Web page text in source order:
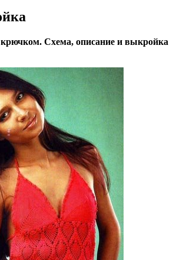
Схема, описание и выкройка